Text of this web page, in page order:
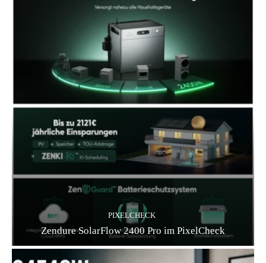
PIXELCHECK
Zendure SolarFlow 2400 Pro im PixelCheck